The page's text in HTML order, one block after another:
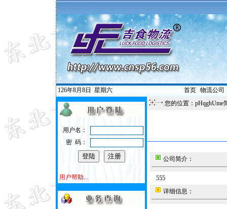
126年8月8日 星期六 首页| 物流公司
用户名：
密 码：
用户帮助...
您的位置：pHqghUme
公司简介：
555
详细信息：